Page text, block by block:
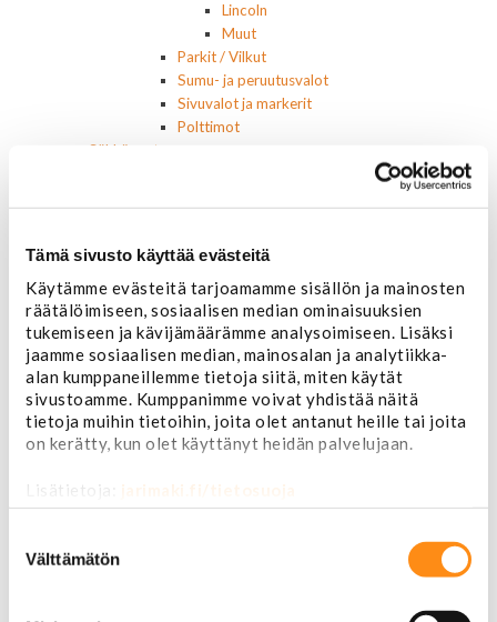
Tämä sivusto käyttää evästeitä
Käytämme evästeitä tarjoamamme sisällön ja mainosten
räätälöimiseen, sosiaalisen median ominaisuuksien
tukemiseen ja kävijämäärämme analysoimiseen. Lisäksi
jaamme sosiaalisen median, mainosalan ja analytiikka-
alan kumppaneillemme tietoja siitä, miten käytät
sivustoamme. Kumppanimme voivat yhdistää näitä
tietoja muihin tietoihin, joita olet antanut heille tai joita
on kerätty, kun olet käyttänyt heidän palvelujaan.
Lisätietoja: jarimaki.fi/tietosuoja
valinta
Välttämätön
Lincoln
Muut
Parkit / Vilkut
Sumu- ja peruutusvalot
Sivuvalot ja markerit
Polttimot
Sähköosat
Laturin osat
Lämmitys ja ilmastointi
Etuvastukset
Kennot
Kompressorit ja osat
Käyttöpaneelit / kytkimet
Moottorit
Ilmastoinnin osat
Muut